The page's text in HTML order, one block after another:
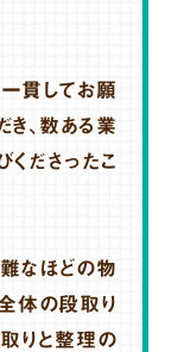
貫してお願
き、数ある業
ださったこ
なほどの物
体の段取り
りと整理の